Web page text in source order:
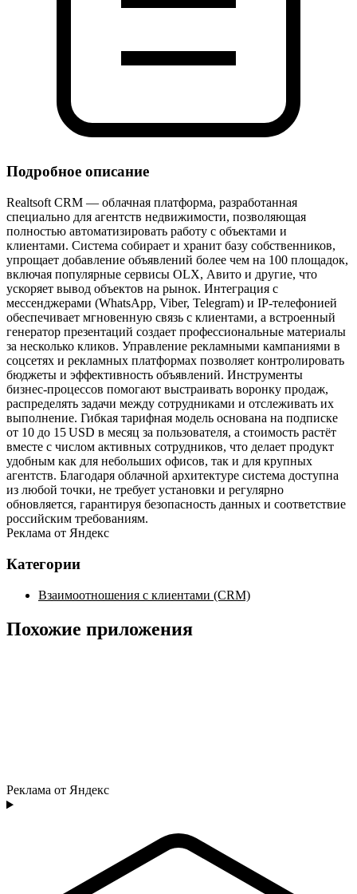
Подробное описание
Realtsoft CRM — облачная платформа, разработанная
специально для агентств недвижимости, позволяющая
полностью автоматизировать работу с объектами и
клиентами. Система собирает и хранит базу собственников,
упрощает добавление объявлений более чем на 100 площадок,
включая популярные сервисы OLX, Авито и другие, что
ускоряет вывод объектов на рынок. Интеграция с
мессенджерами (WhatsApp, Viber, Telegram) и IP‑телефонией
обеспечивает мгновенную связь с клиентами, а встроенный
генератор презентаций создает профессиональные материалы
за несколько кликов. Управление рекламными кампаниями в
соцсетях и рекламных платформах позволяет контролировать
бюджеты и эффективность объявлений. Инструменты
бизнес‑процессов помогают выстраивать воронку продаж,
распределять задачи между сотрудниками и отслеживать их
выполнение. Гибкая тарифная модель основана на подписке
от 10 до 15 USD в месяц за пользователя, а стоимость растёт
вместе с числом активных сотрудников, что делает продукт
удобным как для небольших офисов, так и для крупных
агентств. Благодаря облачной архитектуре система доступна
из любой точки, не требует установки и регулярно
обновляется, гарантируя безопасность данных и соответствие
российским требованиям.
Реклама от Яндекс
Категории
Взаимоотношения с клиентами (CRM)
Похожие приложения
Реклама от Яндекс